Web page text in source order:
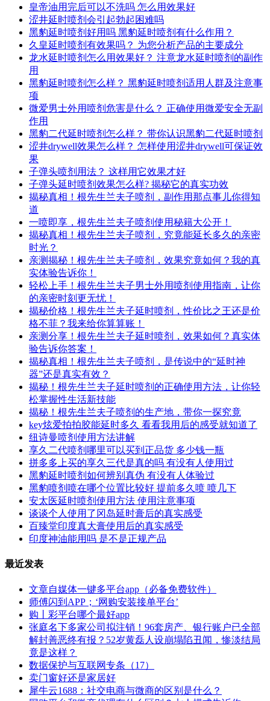
皇帝油用完后可以不洗吗 怎么用效果好
涩井延时喷剂会引起勃起困难吗
黑豹延时喷剂好用吗 黑豹延时喷剂有什么作用？
久皇延时喷剂有效果吗？ 为您分析产品的主要成分
龙水延时喷剂怎么用效果好？ 注意龙水延时喷剂的副作
用
黑豹延时喷剂怎么样？ 黑豹延时喷剂适用人群及注意事
项
微爱男士外用喷剂危害是什么？ 正确使用微爱安全无副
作用
黑豹二代延时喷剂怎么样？ 带你认识黑豹二代延时喷剂
涩井drywell效果怎么样？ 怎样使用涩井drywell可保证效
果
子弹头喷剂用法？ 这样用它效果才好
子弹头延时喷剂效果怎么样? 揭秘它的真实功效
揭秘真相！根先生兰夫子喷剂，副作用那点事儿你得知
道
一喷即享，根先生兰夫子喷剂使用秘籍大公开！
揭秘真相！根先生兰夫子喷剂，究竟能延长多久的亲密
时光？
亲测揭秘！根先生兰夫子喷剂，效果究竟如何？我的真
实体验告诉你！
轻松上手！根先生兰夫子男士外用喷剂使用指南，让你
的亲密时刻更无忧！
揭秘价格！根先生兰夫子延时喷剂，性价比之王还是价
格不菲？我来给你算算账！
亲测分享！根先生兰夫子延时喷剂，效果如何？真实体
验告诉你答案！
揭秘真相！根先生兰夫子喷剂，是传说中的“延时神
器”还是真实有效？
揭秘！根先生兰夫子延时喷剂的正确使用方法，让你轻
松掌握性生活新技能
揭秘！根先生兰夫子喷剂的生产地，带你一探究竟
key炫爱拍拍胶能延时多久 看看我用后的感受就知道了
纽诗曼喷剂使用方法讲解
享久二代喷剂哪里可以买到正品货 多少钱一瓶
拼多多上买的享久三代是真的吗 有没有人使用过
黑豹延时喷剂如何辨别真伪 有没有人体验过
黑豹喷剂喷在哪个位置比较好 提前多久喷 喷几下
安太医延时喷剂使用方法 使用注意事项
谈谈个人使用了冈岛延时膏后的真实感受
百臻堂印度真大膏使用后的真实感受
印度神油能用吗 是不是正规产品
最近发表
文章自媒体一键多平台app（必备免费软件）
师傅闪到APP；‘网购安装接单平台’
购丨彩平台哪个最好app
张庭名下多家公司拟注销！96套房产、银行账户已全部
解封善恶终有报？52岁黄磊人设崩塌陷丑闻，惨淡结局
竟是这样？
数据保护与互联网专条（17）
卖门窗好还是家居好
犀牛云1688：社交电商与微商的区别是什么？